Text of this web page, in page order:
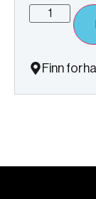
Finn